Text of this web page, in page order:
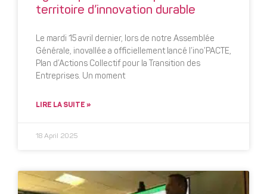
territoire d’innovation durable
Le mardi 15 avril dernier, lors de notre Assemblée
Générale, inovallée a officiellement lancé l’ino’PACTE,
Plan d’Actions Collectif pour la Transition des
Entreprises. Un moment
LIRE LA SUITE »
18 April 2025